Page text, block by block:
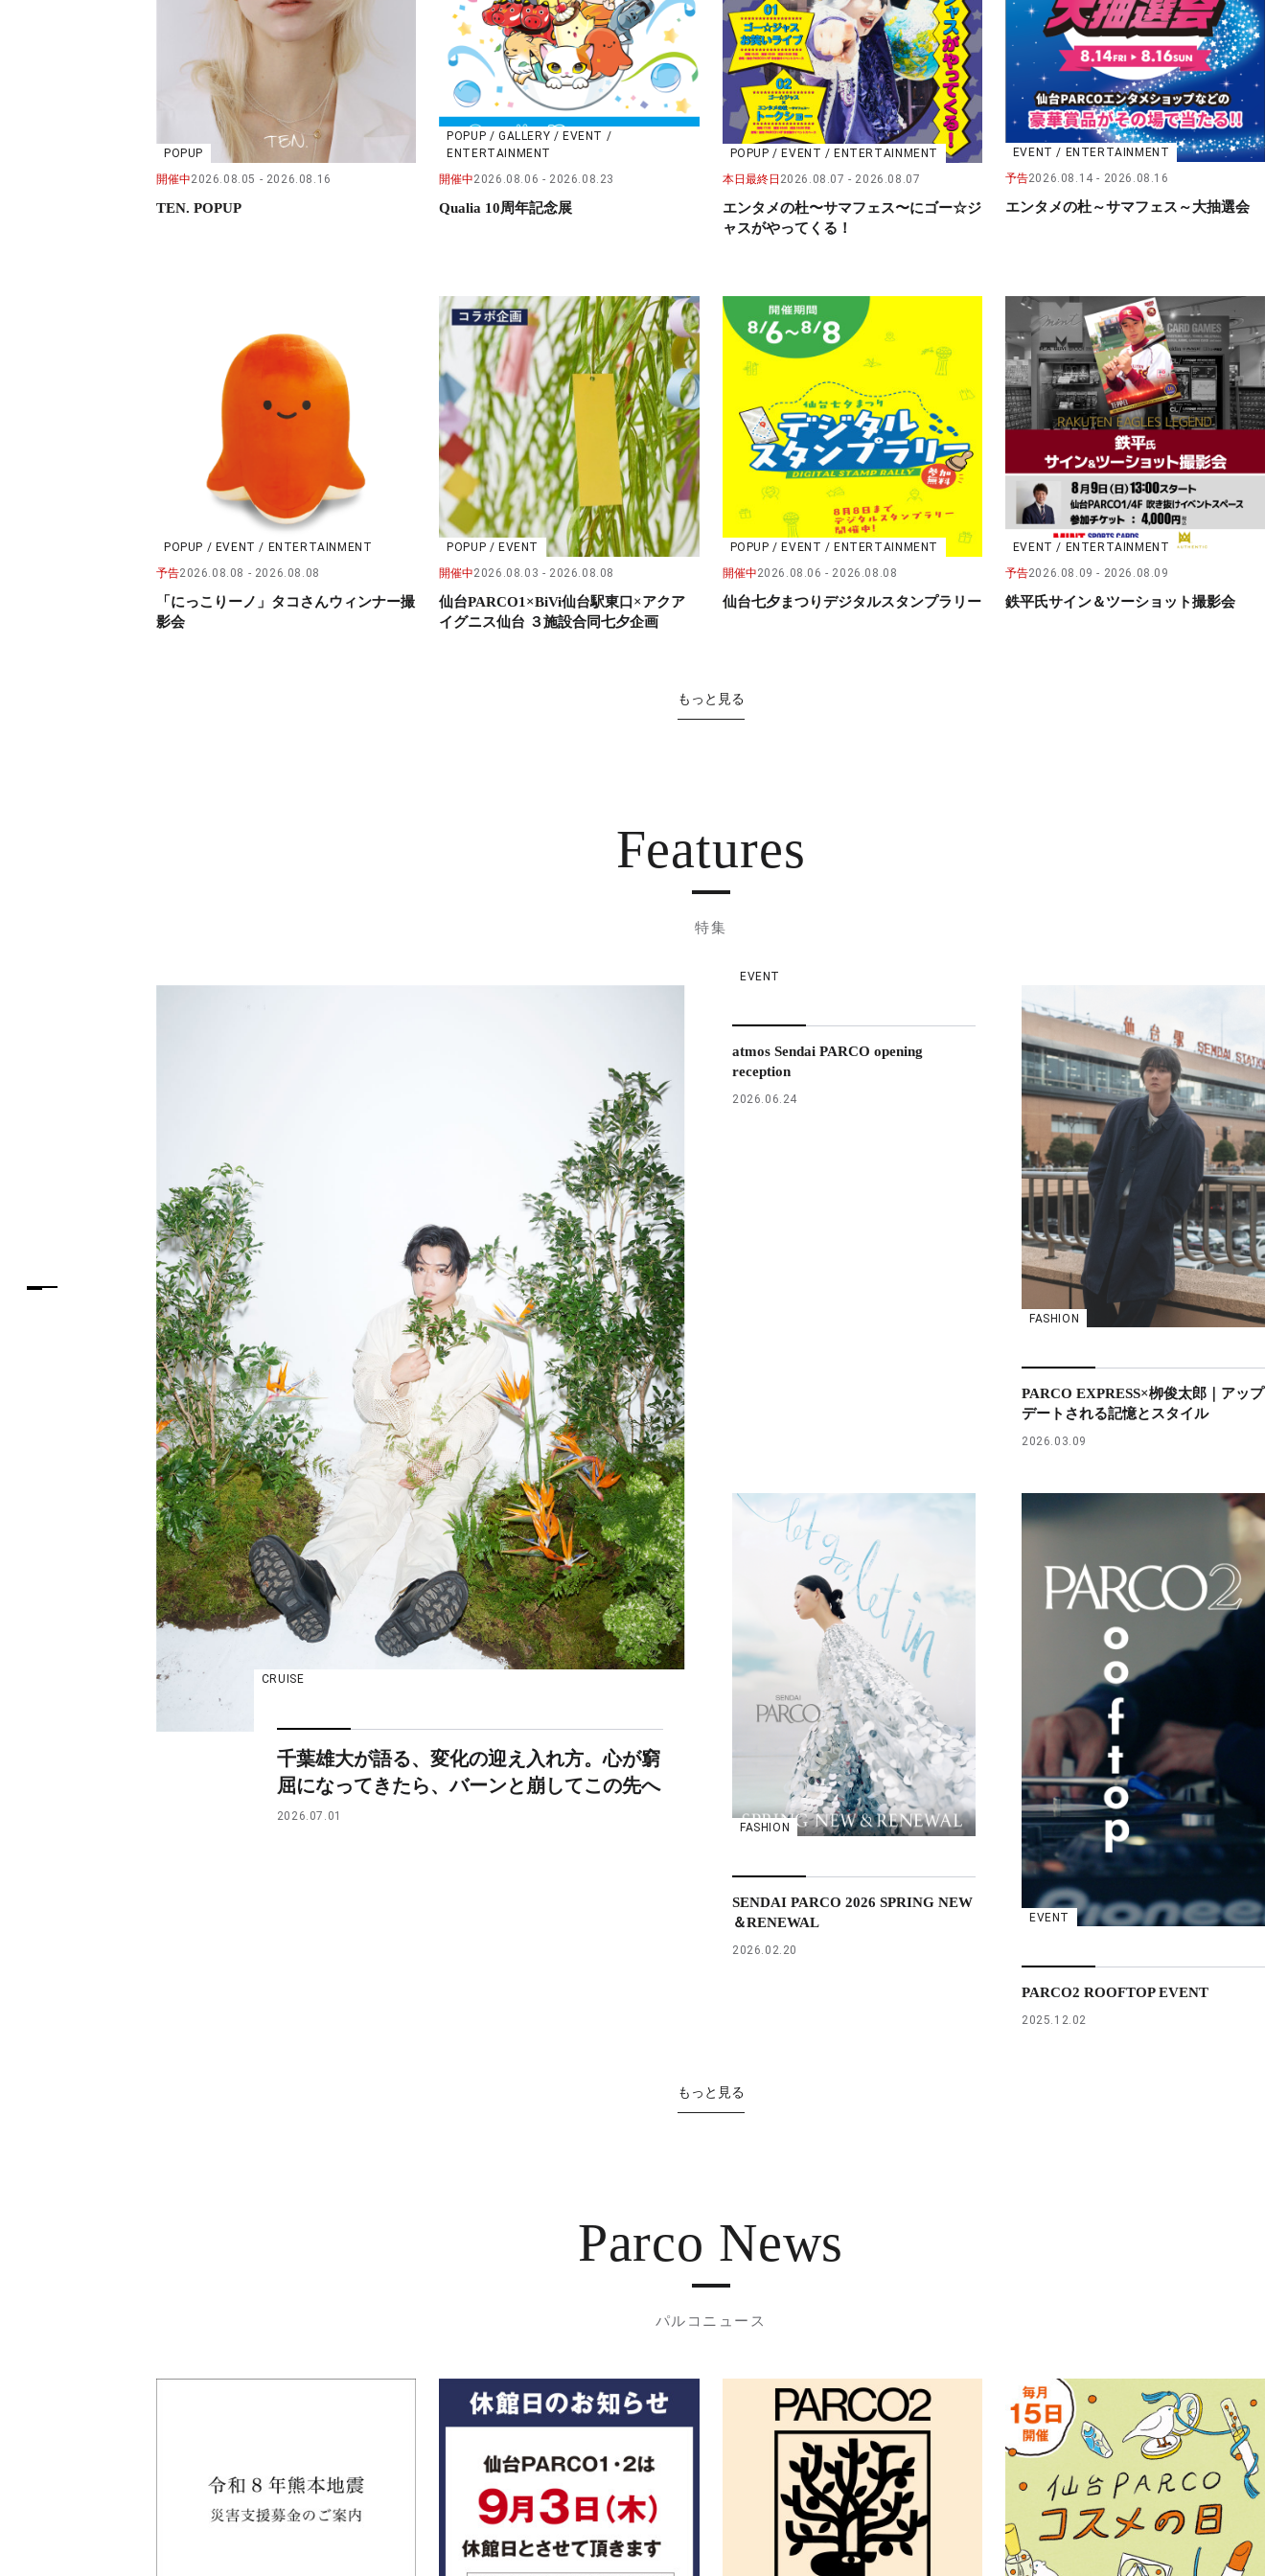
POPUP
開催中2026.08.05 2026.08.16
TEN. POPUP
POPUP / GALLERY / EVENT /
ENTERTAINMENT
開催中2026.08.06 2026.08.23
Qualia 10周年記念展
POPUP / EVENT / ENTERTAINMENT
本日最終日 2026.08.07 2026.08.07
エンタメの杜〜サマフェス〜にゴー☆ジ
ャスがやってくる！
EVENT / ENTERTAINMENT
予告2026.08.14 2026.08.16
エンタメの杜～サマフェス～大抽選会
POPUP / EVENT / ENTERTAINMENT
予告2026.08.08 2026.08.08
「にっこりーノ」タコさんウィンナー撮
影会
POPUP / EVENT
開催中2026.08.03 2026.08.08
仙台PARCO1×BiVi仙台駅東口×アクア
イグニス仙台 ３施設合同七夕企画
POPUP / EVENT / ENTERTAINMENT
開催中2026.08.06 2026.08.08
仙台七夕まつりデジタルスタンプラリー
EVENT / ENTERTAINMENT
予告2026.08.09 2026.08.09
鉄平氏サイン＆ツーショット撮影会
もっと見る
Features
特集
CRUISE
千葉雄大が語る、変化の迎え入れ方。心が窮
屈になってきたら、バーンと崩してこの先へ
2026.07.01
EVENT
atmos Sendai PARCO opening
reception
2026.06.24
FASHION
PARCO EXPRESS×栁俊太郎｜アップ
デートされる記憶とスタイル
2026.03.09
FASHION
SENDAI PARCO 2026 SPRING NEW
＆RENEWAL
2026.02.20
EVENT
PARCO2 ROOFTOP EVENT
2025.12.02
もっと見る
Parco News
パルコニュース